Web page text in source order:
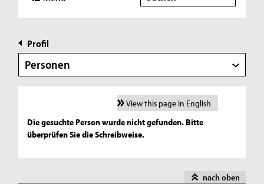
Profil
Personen
View this page in English
Die gesuchte Person wurde nicht gefunden. Bitte
überprüfen Sie die Schreibweise.
nach oben